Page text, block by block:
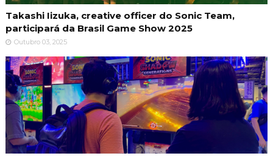
Takashi Iizuka, creative officer do Sonic Team,
participará da Brasil Game Show 2025
Outubro 03, 2025